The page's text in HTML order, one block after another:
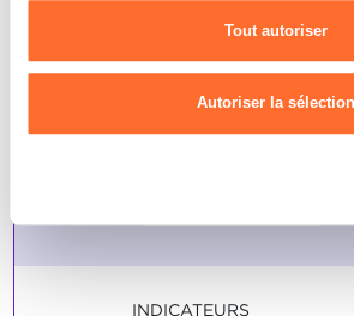
personnelles, vous pouvez consulter notre
cookieset notrePolitique de
Tout autoriser
Autoriser la sélection
notions de base plus
complexes de la vie
quotidienne dans
INDICATEURS